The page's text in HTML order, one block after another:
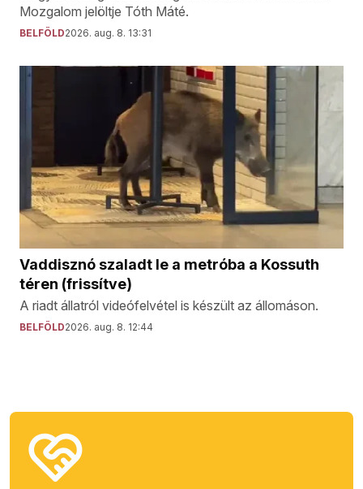
Mozgalom jelöltje Tóth Máté.
BELFÖLD2026. aug. 8. 13:31
Vaddisznó szaladt le a metróba a Kossuth
téren (frissítve)
A riadt állatról videófelvétel is készült az állomáson.
BELFÖLD2026. aug. 8. 12:44